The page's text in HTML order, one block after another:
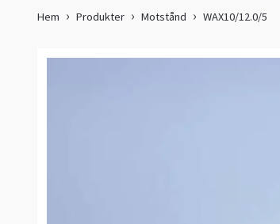
Hem Produkter Motstånd WAX10/12.0/5